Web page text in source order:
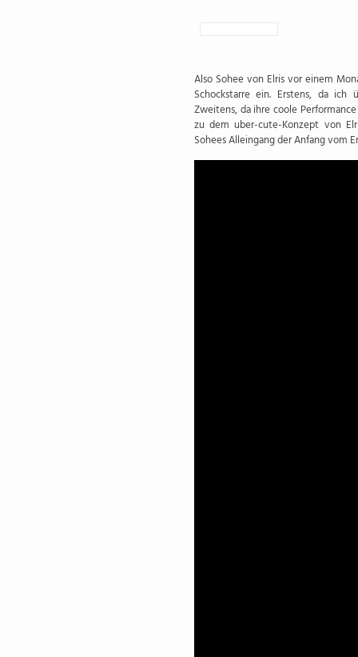
Also Sohee von Elris vor einem
Schockstarre ein. Erstens, da
Zweitens, da ihre coole
zu dem uber-cute-Konzept von
Sohees Alleingang der Anfang vom